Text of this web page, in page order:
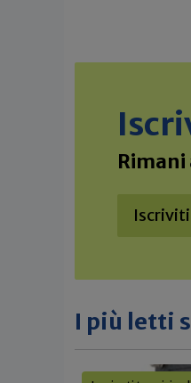
Iscriviti
I più letti